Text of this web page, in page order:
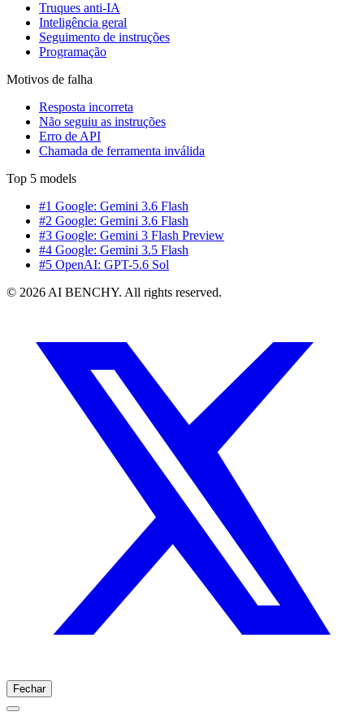
Truques anti-IA
Inteligência geral
Seguimento de instruções
Programação
Motivos de falha
Resposta incorreta
Não seguiu as instruções
Erro de API
Chamada de ferramenta inválida
Top 5 models
#1 Google: Gemini 3.6 Flash
#2 Google: Gemini 3.6 Flash
#3 Google: Gemini 3 Flash Preview
#4 Google: Gemini 3.5 Flash
#5 OpenAI: GPT-5.6 Sol
© 2026 AI BENCHY. All rights reserved.
Fechar